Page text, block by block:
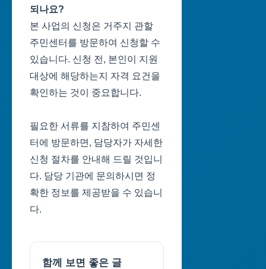
되나요?
본 사업의 신청은 거주지 관할
주민센터를 방문하여 신청할 수
있습니다. 신청 전, 본인이 지원
대상에 해당하는지 자격 요건을
확인하는 것이 중요합니다.
필요한 서류를 지참하여 주민센
터에 방문하면, 담당자가 자세한
신청 절차를 안내해 드릴 것입니
다. 담당 기관에 문의하시면 정
확한 정보를 제공받을 수 있습니
다.
함께 보면 좋은 글